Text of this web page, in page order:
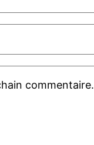
commentaire.